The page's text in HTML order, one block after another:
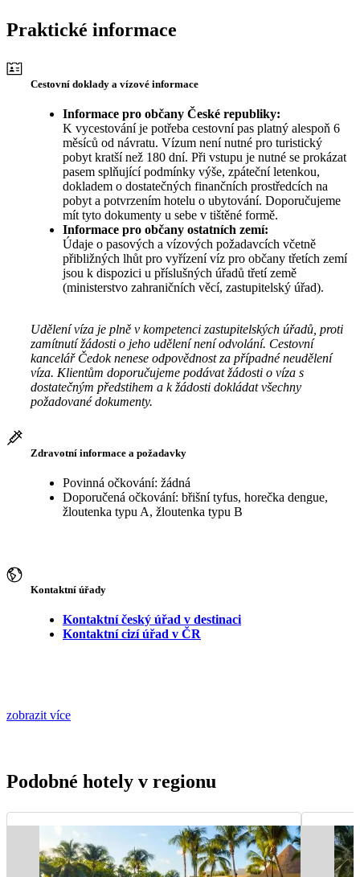
Praktické informace
Cestovní doklady a vízové informace
Informace pro občany České republiky:
K vycestování je potřeba cestovní pas platný alespoň 6
měsíců od návratu. Vízum není nutné pro turistický
pobyt kratší než 180 dní. Při vstupu je nutné se prokázat
pasem splňující podmínky výše, zpáteční letenkou,
dokladem o dostatečných finančních prostředcích na
pobyt a potvrzením hotelu o ubytování. Doporučujeme
mít tyto dokumenty u sebe v tištěné formě.
Informace pro občany ostatních zemí:
Údaje o pasových a vízových požadavcích včetně
přibližných lhůt pro vyřízení víz pro občany třetích zemí
jsou k dispozici u příslušných úřadů třetí země
(ministerstvo zahraničních věcí, zastupitelský úřad).
Udělení víza je plně v kompetenci zastupitelských úřadů, proti
zamítnutí žádosti o jeho udělení není odvolání. Cestovní
kancelář Čedok nenese odpovědnost za případné neudělení
víza. Klientům doporučujeme podávat žádosti o víza s
dostatečným předstihem a k žádosti dokládat všechny
požadované dokumenty.
Zdravotní informace a požadavky
Povinná očkování: žádná
Doporučená očkování: břišní tyfus, horečka dengue,
žloutenka typu A, žloutenka typu B
Kontaktní úřady
Kontaktní český úřad v destinaci
Kontaktní cizí úřad v ČR
zobrazit více
Podobné hotely v regionu